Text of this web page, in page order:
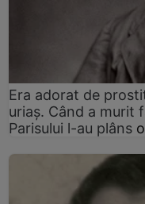
Era adorat de
uriaș. Când a murit
Parisului l-au plâns